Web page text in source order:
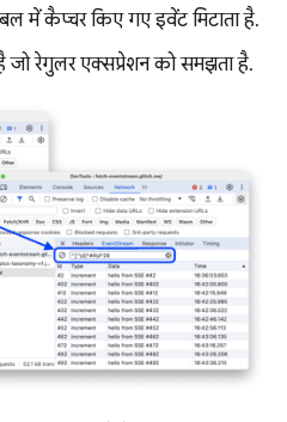
में कैप्चर किए गए इवेंट मिटाता है.
जो रेगुलर एक्सप्रेशन को समझता है.